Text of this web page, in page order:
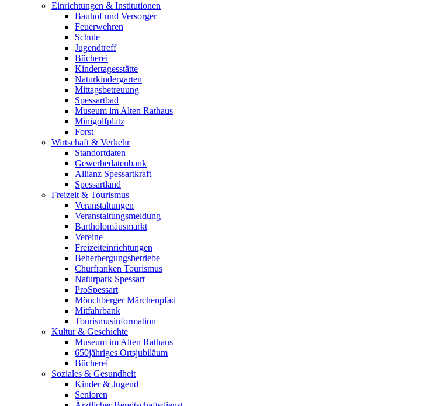
Einrichtungen & Institutionen
Bauhof und Versorger
Feuerwehren
Schule
Jugendtreff
Bücherei
Kindertagesstätte
Naturkindergarten
Mittagsbetreuung
Spessartbad
Museum im Alten Rathaus
Minigolfplatz
Forst
Wirtschaft & Verkehr
Standortdaten
Gewerbedatenbank
Allianz Spessartkraft
Spessartland
Freizeit & Tourismus
Veranstaltungen
Veranstaltungsmeldung
Bartholomäusmarkt
Vereine
Freizeiteinrichtungen
Beherbergungsbetriebe
Churfranken Tourismus
Naturpark Spessart
ProSpessart
Mönchberger Märchenpfad
Mitfahrbank
Tourismusinformation
Kultur & Geschichte
Museum im Alten Rathaus
650jähriges Ortsjubiläum
Bücherei
Soziales & Gesundheit
Kinder & Jugend
Senioren